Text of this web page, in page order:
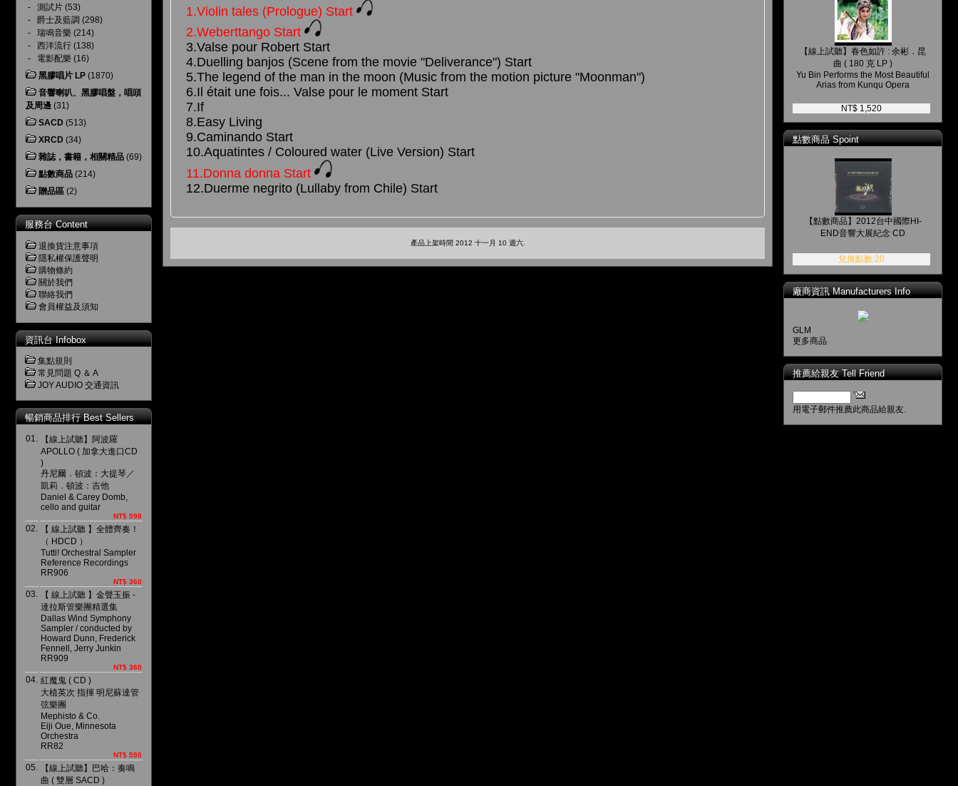
- 測試片 (53)
- 爵士及藍調 (298)
- 瑞鳴音樂 (214)
- 西洋流行 (138)
- 電影配樂 (16)
黑膠唱片 LP (1870)
音響喇叭、黑膠唱盤，唱頭
及周邊 (31)
SACD (513)
XRCD (34)
雜誌，書籍，相關精品 (69)
點數商品 (214)
贈品區 (2)
服務台 Content
退換貨注意事項
隱私權保護聲明
購物條約
關於我們
聯絡我們
會員權益及須知
資訊台 Infobox
集點規則
常見問題 Q ＆ A
JOY AUDIO 交通資訊
暢銷商品排行 Best Sellers
01.
【線上試聽】阿波羅
APOLLO ( 加拿大進口CD
)
丹尼爾．頓波：大提琴／
凱莉．頓波：吉他
Daniel & Carey Domb,
cello and guitar
NT$ 598
02.
【 線上試聽 】全體齊奏！
（ HDCD ）
Tutti! Orchestral Sampler
Reference Recordings
RR906
NT$ 360
03.
【 線上試聽 】金聲玉振 -
達拉斯管樂團精選集
Dallas Wind Symphony
Sampler / conducted by
Howard Dunn, Frederick
Fennell, Jerry Junkin
RR909
NT$ 360
04. 紅魔鬼 ( CD )
大植英次 指揮 明尼蘇達管
弦樂團
Mephisto & Co.
Eiji Oue, Minnesota
Orchestra
RR82
NT$ 550
05.
【線上試聽】巴哈：奏鳴
曲 ( 雙層 SACD )
1.Violin tales (Prologue) Start
2.Weberttango Start
3.Valse pour Robert Start
4.Duelling banjos (Scene from the movie "Deliverance") Start
5.The legend of the man in the moon (Music from the motion picture "Moonman")
6.Il était une fois... Valse pour le moment Start
7.If
8.Easy Living
9.Caminando Start
10.Aquatintes / Coloured water (Live Version) Start
11.Donna donna Start
12.Duerme negrito (Lullaby from Chile) Start
產品上架時間 2012 十一月 10 週六.
【線上試聽】春色如許 : 余彬．昆
曲 ( 180 克 LP )
Yu Bin Performs the Most Beautiful
Arias from Kunqu Opera
NT$ 1,520
點數商品 Spoint
【點數商品】2012台中國際HI-
END音響大展紀念 CD
兌換點數:20
廠商資訊 Manufacturers Info
GLM
更多商品
推薦給親友 Tell Friend
用電子郵件推薦此商品給親友.